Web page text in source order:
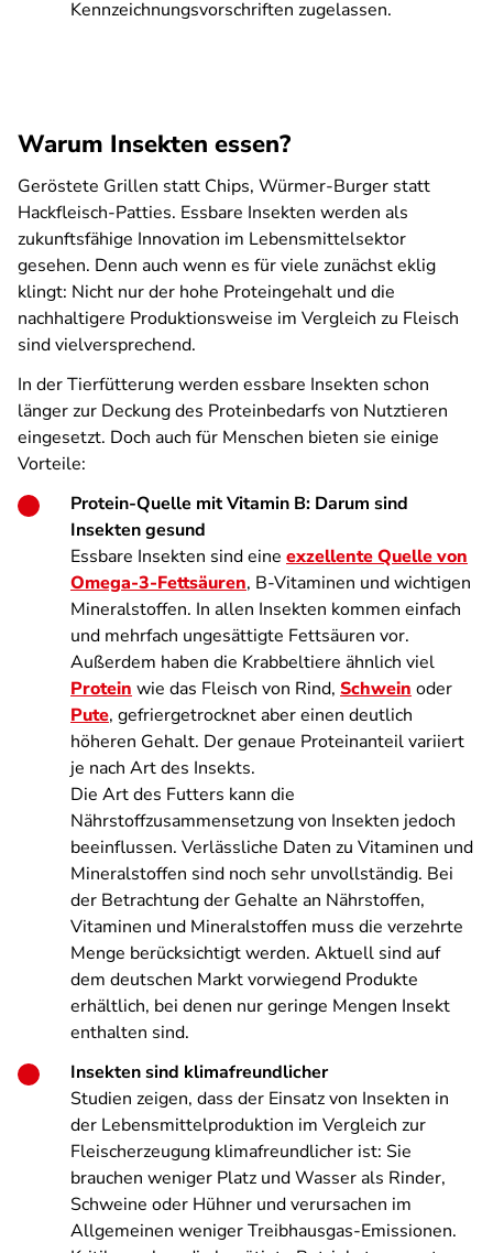
Kennzeichnungsvorschriften zugelassen.
Warum Insekten essen?
Geröstete Grillen statt Chips, Würmer-Burger statt
Hackfleisch-Patties. Essbare Insekten werden als
zukunftsfähige Innovation im Lebensmittelsektor
gesehen. Denn auch wenn es für viele zunächst eklig
klingt: Nicht nur der hohe Proteingehalt und die
nachhaltigere Produktionsweise im Vergleich zu Fleisch
sind vielversprechend.
In der Tierfütterung werden essbare Insekten schon
länger zur Deckung des Proteinbedarfs von Nutztieren
eingesetzt. Doch auch für Menschen bieten sie einige
Vorteile:
Protein-Quelle mit Vitamin B: Darum sind
Insekten gesund
Essbare Insekten sind eine exzellente Quelle von
Omega-3-Fettsäuren, B-Vitaminen und wichtigen
Mineralstoffen. In allen Insekten kommen einfach
und mehrfach ungesättigte Fettsäuren vor.
Außerdem haben die Krabbeltiere ähnlich viel
Protein wie das Fleisch von Rind, Schwein oder
Pute, gefriergetrocknet aber einen deutlich
höheren Gehalt. Der genaue Proteinanteil variiert
je nach Art des Insekts.
Die Art des Futters kann die
Nährstoffzusammensetzung von Insekten jedoch
beeinflussen. Verlässliche Daten zu Vitaminen und
Mineralstoffen sind noch sehr unvollständig. Bei
der Betrachtung der Gehalte an Nährstoffen,
Vitaminen und Mineralstoffen muss die verzehrte
Menge berücksichtigt werden. Aktuell sind auf
dem deutschen Markt vorwiegend Produkte
erhältlich, bei denen nur geringe Mengen Insekt
enthalten sind.
Insekten sind klimafreundlicher
Studien zeigen, dass der Einsatz von Insekten in
der Lebensmittelproduktion im Vergleich zur
Fleischerzeugung klimafreundlicher ist: Sie
brauchen weniger Platz und Wasser als Rinder,
Schweine oder Hühner und verursachen im
Allgemeinen weniger Treibhausgas-Emissionen.